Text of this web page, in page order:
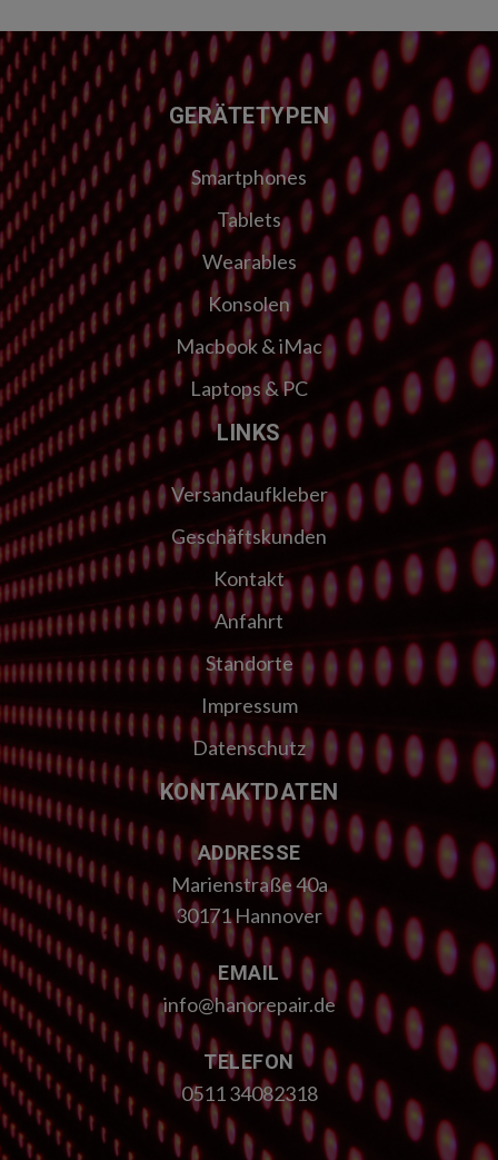
FUSSZEILE GERÄTETYPEN
Smartphones
Tablets
Wearables
Konsolen
Macbook & iMac
Laptops & PC
LINKS
Versandaufkleber
Geschäftskunden
Kontakt
Anfahrt
Standorte
Impressum
Datenschutz
KONTAKTDATEN
ADDRESSE
Marienstraße 40a
30171 Hannover
EMAIL
info@hanorepair.de
TELEFON
0511 34082318